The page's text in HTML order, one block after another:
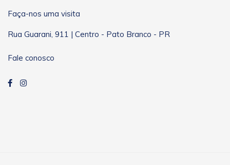
Faça-nos uma visita
Rua Guarani, 911 | Centro - Pato Branco - PR
Fale conosco